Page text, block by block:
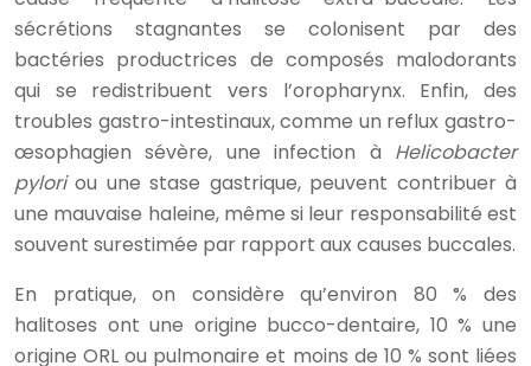
sécrétions stagnantes se colonisent par des
bactéries productrices de composés malodorants
qui se redistribuent vers l’oropharynx. Enfin, des
troubles gastro-intestinaux, comme un reflux gastro-
œsophagien sévère, une infection à Helicobacter
pyloriou une stase gastrique, peuvent contribuer à
une mauvaise haleine, même si leur responsabilité est
souvent surestimée par rapport aux causes buccales.
En pratique, on considère qu’environ 80 % des
halitoses ont une origine bucco-dentaire, 10 % une
origine ORL ou pulmonaire et moins de 10 % sont liées